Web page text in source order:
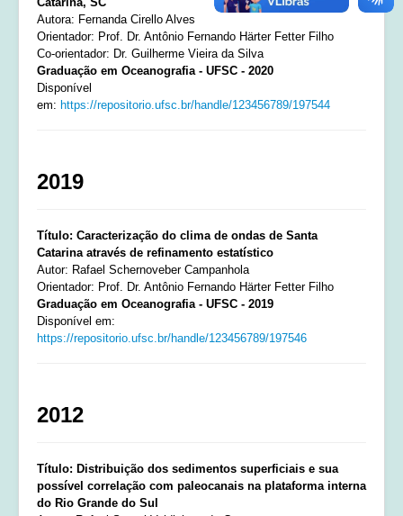
Autora: Fernanda Cirello Alves
Orientador: Prof. Dr. Antônio Fernando Härter Fetter Filho
Co-orientador: Dr. Guilherme Vieira da Silva
Graduação em Oceanografia - UFSC - 2020
Disponível
em: https://repositorio.ufsc.br/handle/123456789/197544
2019
Título: Caracterização do clima de ondas de Santa
Catarina através de refinamento estatístico
Autor: Rafael Schernoveber Campanhola
Orientador: Prof. Dr. Antônio Fernando Härter Fetter Filho
Graduação em Oceanografia - UFSC - 2019
Disponível em:
https://repositorio.ufsc.br/handle/123456789/197546
2012
Título: Distribuição dos sedimentos superficiais e sua
possível correlação com paleocanais na plataforma interna
do Rio Grande do Sul